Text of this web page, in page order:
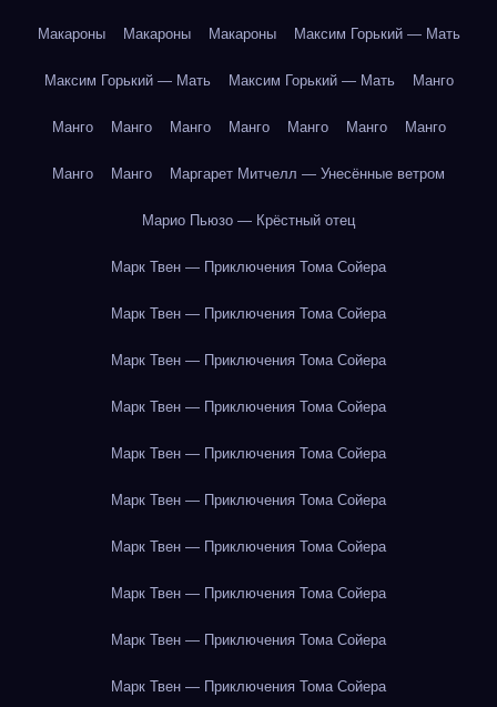
Макароны Макароны Макароны Максим Горький — Мать
Максим Горький — Мать Максим Горький — Мать Манго
Манго Манго Манго Манго Манго Манго Манго
Манго Манго Маргарет Митчелл — Унесённые ветром
Марио Пьюзо — Крёстный отец
Марк Твен — Приключения Тома Сойера
Марк Твен — Приключения Тома Сойера
Марк Твен — Приключения Тома Сойера
Марк Твен — Приключения Тома Сойера
Марк Твен — Приключения Тома Сойера
Марк Твен — Приключения Тома Сойера
Марк Твен — Приключения Тома Сойера
Марк Твен — Приключения Тома Сойера
Марк Твен — Приключения Тома Сойера
Марк Твен — Приключения Тома Сойера